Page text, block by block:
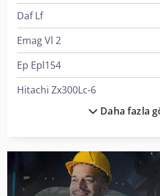
Daf Lf
Emag Vl 2
Ep Epl154
Hitachi Zx300Lc-6
Index Ms40-6
Kami Dkm 410L
Daha fazla